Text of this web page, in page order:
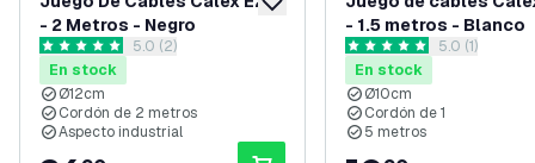
añadir a lista de deseos
- 2 Metros - Negro
abrir el panel de reseñas
5 estrellas de puntuación
5.0 (2)
En stock
Ø12cm
Cordón de 2 metros
Aspecto industrial
- 1.5 metros - Blanco
abrir el panel
5 estrellas de puntuación
5.0 (1)
En stock
Ø10cm
Cordón de 1
5 metros